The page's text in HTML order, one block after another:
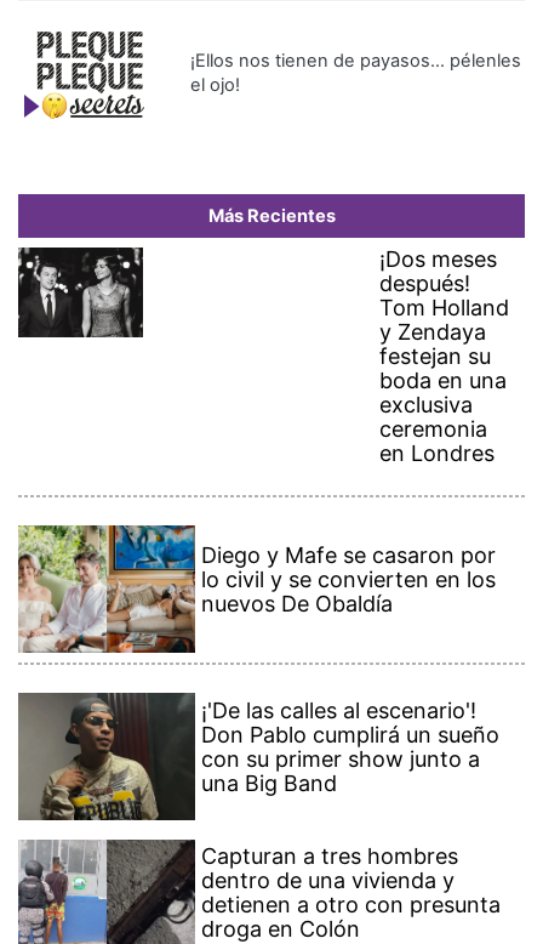
¡Ellos nos tienen de payasos… pélenles
el ojo!
Más Recientes
¡Dos meses
después!
Tom Holland
y Zendaya
festejan su
boda en una
exclusiva
ceremonia
en Londres
Diego y Mafe se casaron por
lo civil y se convierten en los
nuevos De Obaldía
¡'De las calles al escenario'!
Don Pablo cumplirá un sueño
con su primer show junto a
una Big Band
Capturan a tres hombres
dentro de una vivienda y
detienen a otro con presunta
droga en Colón